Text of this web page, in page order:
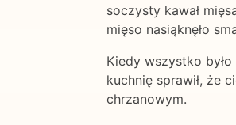
soczysty kawał
mięso nasiąknęło
Kiedy wszystko
kuchnię sprawił, że
chrzanowym.